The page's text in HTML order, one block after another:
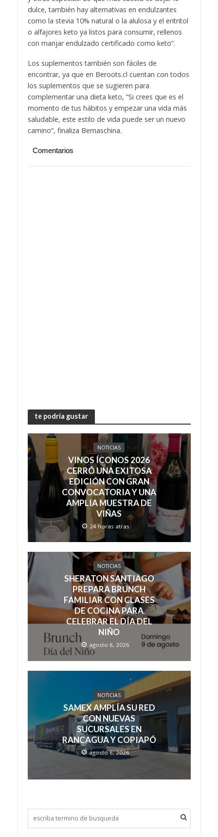
dulce, también hay alternativas en endulzantes
como la stevia 10% natural o la alulosa y el eritritol
o alfajores keto ya listos para consumir, rellenos
con manjar endulzado certificado como keto”.
Los suplementos también son fáciles de
encontrar, ya que en Beroots.cl cuentan con todos
los suplementos que se sugieren para
complementar una dieta keto, “Si crees que es el
momento de tus hábitos y empezar una vida más
saludable, este estilo de vida puede ser un nuevo
camino”, finaliza Bernaschina.
Comentarios
te podría gustar
NOTICIAS
VINOS ÍCONOS 2026
CERRÓ UNA EXITOSA
EDICIÓN CON GRAN
CONVOCATORIA Y UNA
AMPLIA MUESTRA DE
VIÑAS
24 horas atras
NOTICIAS
SHERATON SANTIAGO
PREPARA BRUNCH
FAMILIAR CON CLASES
DE COCINA PARA
CELEBRAR EL DÍA DEL
NIÑO
agosto 6, 2026
NOTICIAS
SAMEX AMPLÍA SU RED
CON NUEVAS
SUCURSALES EN
RANCAGUA Y COPIAPÓ
agosto 6, 2026